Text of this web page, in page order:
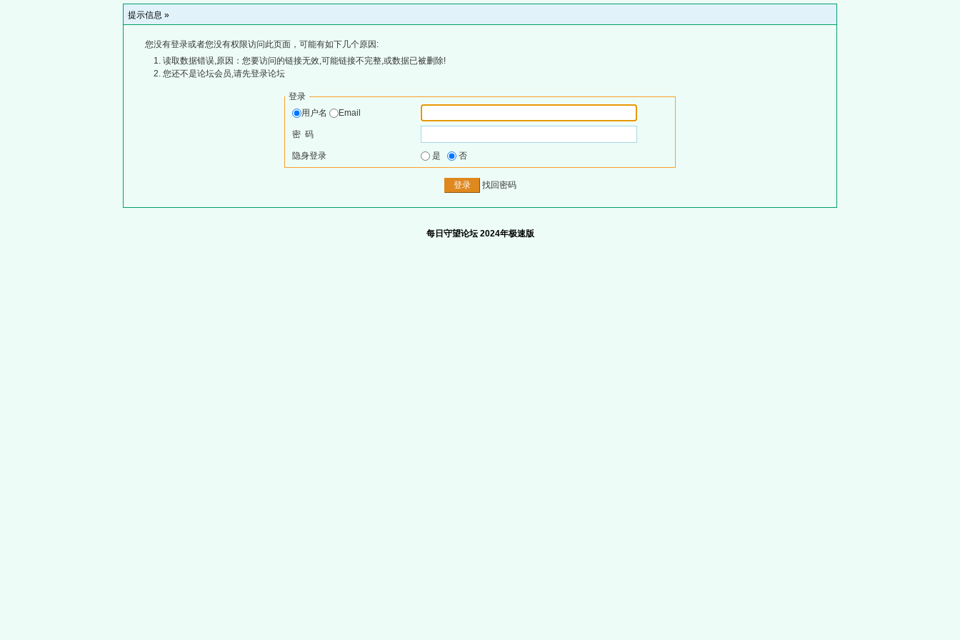
提示信息 »
您没有登录或者您没有权限访问此页面，可能有如下几个原因:
读取数据错误,原因：您要访问的链接无效,可能链接不完整,或数据已被删除!
您还不是论坛会员,请先登录论坛
登录
用户名
Email
密 码
隐身登录 是 否
找回密码
每日守望论坛 2024年极速版